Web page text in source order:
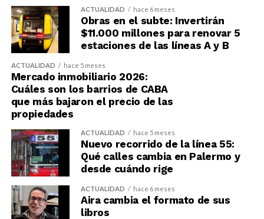
ACTUALIDAD hace 6 meses
Obras en el subte: Invertirán
$11.000 millones para renovar 5
estaciones de las líneas A y B
ACTUALIDAD hace 5 meses
Mercado inmobiliario 2026:
Cuáles son los barrios de CABA
que más bajaron el precio de las
propiedades
ACTUALIDAD hace 5 meses
Nuevo recorrido de la línea 55:
Qué calles cambia en Palermo y
desde cuándo rige
ACTUALIDAD hace 6 meses
Aira cambia el formato de sus
libros